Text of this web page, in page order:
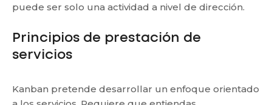
puede ser solo una actividad a nivel de dirección.
Principios de prestación de
servicios
Kanban pretende desarrollar un enfoque orientado